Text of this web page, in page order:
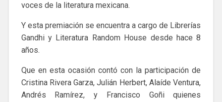
voces de la literatura mexicana.
Y esta premiación se encuentra a cargo de Librerías
Gandhi y Literatura Random House desde hace 8
años.
Que en esta ocasión contó con la participación de
Cristina Rivera Garza, Julián Herbert, Alaíde Ventura,
Andrés Ramírez, y Francisco Goñi quienes